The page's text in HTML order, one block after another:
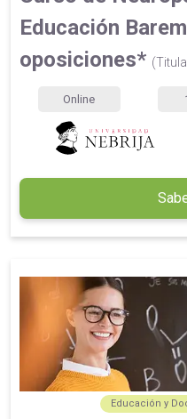
Educación
oposiciones*
Online
Educación y